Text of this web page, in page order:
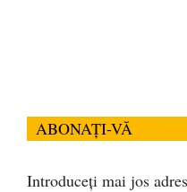
ABONAȚI-VĂ
Introduceți mai jos